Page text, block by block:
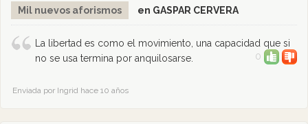
Mil nuevos aforismos en GASPAR CERVERA
La libertad es como el movimiento, una capacidad que si
no se usa termina por anquilosarse.
0
Enviada por Ingrid hace 10 años